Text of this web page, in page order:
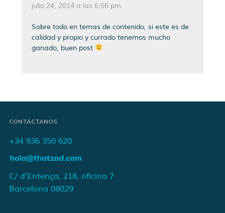
julio 24, 2014 a las 6:56 pm
Sobre todo en temas de contenido, si este es de
calidad y propio y currado tenemos mucho
ganado, buen post
CONTÁCTANOS
+34 936 350 620
C/ d'Entença, 218, oficina 7
Barcelona 08029